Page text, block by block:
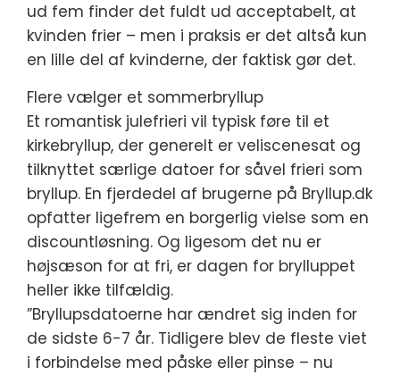
ud fem finder det fuldt ud acceptabelt, at
kvinden frier – men i praksis er det altså kun
en lille del af kvinderne, der faktisk gør det.
Flere vælger et sommerbryllup
Et romantisk julefrieri vil typisk føre til et
kirkebryllup, der generelt er veliscenesat og
tilknyttet særlige datoer for såvel frieri som
bryllup. En fjerdedel af brugerne på Bryllup.dk
opfatter ligefrem en borgerlig vielse som en
discountløsning. Og ligesom det nu er
højsæson for at fri, er dagen for brylluppet
heller ikke tilfældig.
”Bryllupsdatoerne har ændret sig inden for
de sidste 6-7 år. Tidligere blev de fleste viet
i forbindelse med påske eller pinse – nu